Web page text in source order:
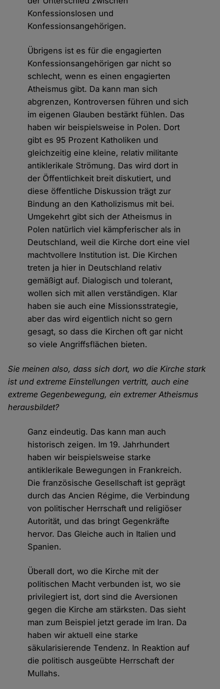
Konfessionslosen und
Konfessionsangehörigen.
Übrigens ist es für die engagierten
Konfessionsangehörigen gar nicht so
schlecht, wenn es einen engagierten
Atheismus gibt. Da kann man sich
abgrenzen, Kontroversen führen und sich
im eigenen Glauben bestärkt fühlen. Das
haben wir beispielsweise in Polen. Dort
gibt es 95 Prozent Katholiken und
gleichzeitig eine kleine, relativ militante
antiklerikale Strömung. Das wird dort in
der Öffentlichkeit breit diskutiert, und
diese öffentliche Diskussion trägt zur
Bindung an den Katholizismus mit bei.
Umgekehrt gibt sich der Atheismus in
Polen natürlich viel kämpferischer als in
Deutschland, weil die Kirche dort eine viel
machtvollere Institution ist. Die Kirchen
treten ja hier in Deutschland relativ
gemäßigt auf. Dialogisch und tolerant,
wollen sich mit allen verständigen. Klar
haben sie auch eine Missionsstrategie,
aber das wird eigentlich nicht so gern
gesagt, so dass die Kirchen oft gar nicht
so viele Angriffsflächen bieten.
Sie meinen also, dass sich dort, wo die Kirche stark
ist und extreme Einstellungen vertritt, auch eine
extreme Gegenbewegung, ein extremer Atheismus
herausbildet?
Ganz eindeutig. Das kann man auch
historisch zeigen. Im 19. Jahrhundert
haben wir beispielsweise starke
antiklerikale Bewegungen in Frankreich.
Die französische Gesellschaft ist geprägt
durch das Ancien Régime, die Verbindung
von politischer Herrschaft und religiöser
Autorität, und das bringt Gegenkräfte
hervor. Das Gleiche auch in Italien und
Spanien.
Überall dort, wo die Kirche mit der
politischen Macht verbunden ist, wo sie
privilegiert ist, dort sind die Aversionen
gegen die Kirche am stärksten. Das sieht
man zum Beispiel jetzt gerade im Iran. Da
haben wir aktuell eine starke
säkularisierende Tendenz. In Reaktion auf
die politisch ausgeübte Herrschaft der
Mullahs.